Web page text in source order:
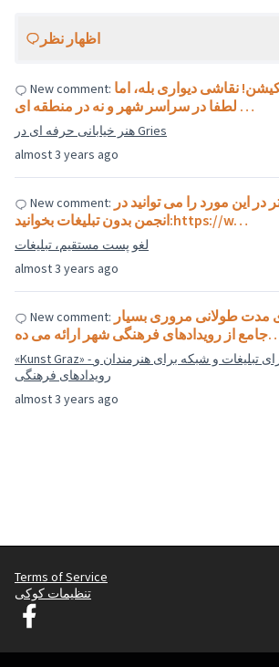
اظهار نظر
almost 3 years ago
New comment: نقاشی دیواری بله، اما
لطفا در سراسر شهر و نه در منطقه ای …
هنر خیابانی حرفه ای در Gries
almost 3 years ago
New comment: در این مورد را می توانید در
انجمن بدون تبلیغات بخوانید:https://w…
لغو پست مستقیم، تبلیغات
almost 3 years ago
New comment: مدت طولانی مروری بسیار
فرهنگی شهر ارائه می ده…
«Kunst Graz» - پلت فرم یکنواخت برای تبلیغات و شبکه برای هنرمندان و
رویدادهای فرهنگی
Terms of Service
تنظیمات کوکی